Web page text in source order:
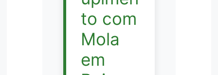
to com
Mola
em